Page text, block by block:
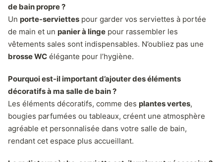
de bain propre ?
Un porte-serviettes pour garder vos serviettes à portée
de main et un panier à linge pour rassembler les
vêtements sales sont indispensables. N’oubliez pas une
brosse WC élégante pour l’hygiène.
Pourquoi est-il important d’ajouter des éléments
décoratifs à ma salle de bain ?
Les éléments décoratifs, comme des plantes vertes,
bougies parfumées ou tableaux, créent une atmosphère
agréable et personnalisée dans votre salle de bain,
rendant cet espace plus accueillant.